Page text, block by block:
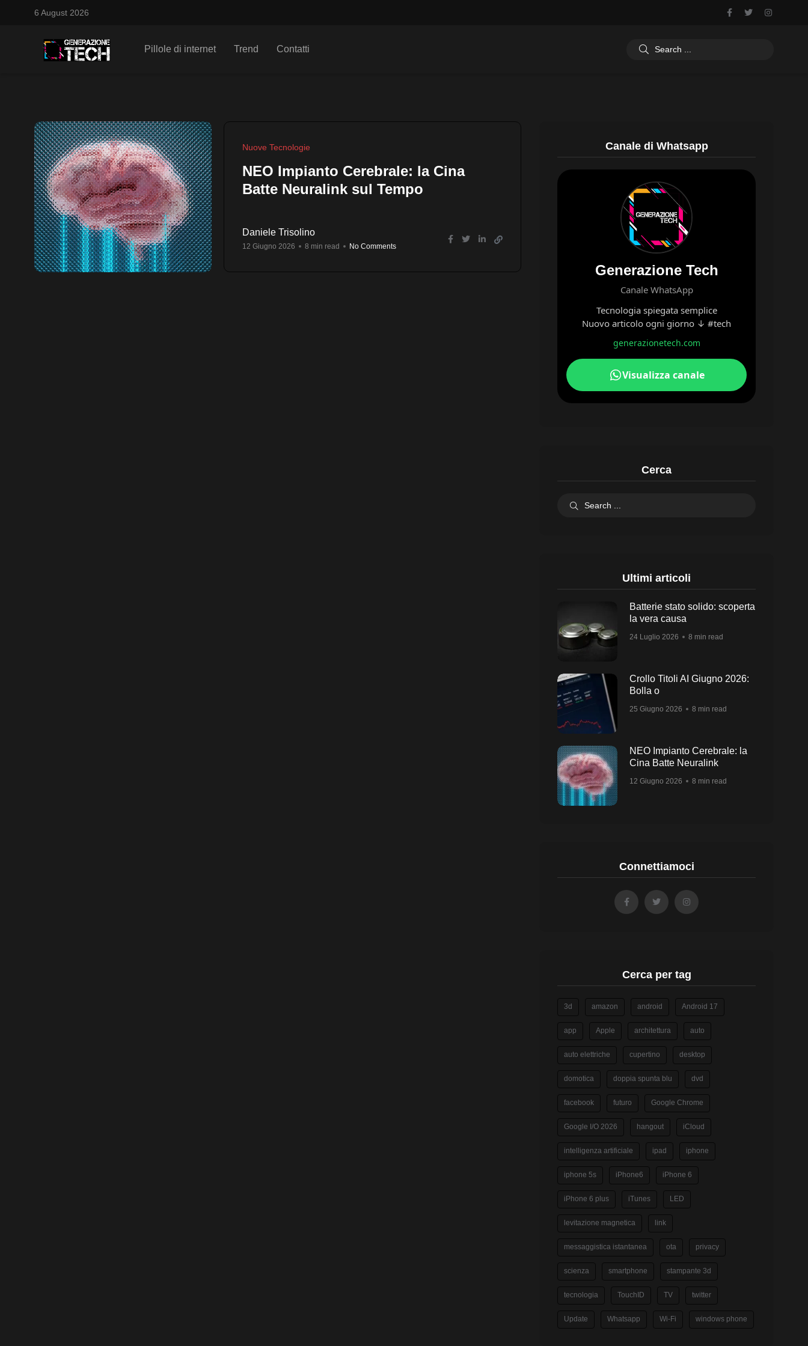
6 August 2026
Pillole di internet Trend Contatti
Nuove Tecnologie
NEO Impianto Cerebrale: la Cina
Batte Neuralink sul Tempo
Daniele Trisolino
12 Giugno 2026 8 min read No Comments
Canale di Whatsapp
Generazione Tech
Canale WhatsApp
Tecnologia spiegata semplice
Nuovo articolo ogni giorno ↓ #tech
generazionetech.com
Visualizza canale
Cerca
Ultimi articoli
Batterie stato solido: scoperta
la vera causa
24 Luglio 2026 8 min read
Crollo Titoli AI Giugno 2026:
Bolla o
25 Giugno 2026 8 min read
NEO Impianto Cerebrale: la
Cina Batte Neuralink
12 Giugno 2026 8 min read
Connettiamoci
Cerca per tag
3d amazon android Android 17
app Apple architettura auto
auto elettriche cupertino desktop
domotica doppia spunta blu dvd
facebook futuro Google Chrome
Google I/O 2026 hangout iCloud
intelligenza artificiale ipad iphone
iphone 5s iPhone6 iPhone 6
iPhone 6 plus iTunes LED
levitazione magnetica link
messaggistica istantanea ota privacy
scienza smartphone stampante 3d
tecnologia TouchID TV twitter
Update Whatsapp Wi-Fi windows phone